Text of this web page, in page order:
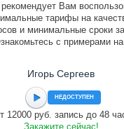
Вам
тарифы на
и минимальные сроки
с примерами
Игорь Сергеев
НЕДОСТУПЕН
12000 руб. запись до 48
Закажите сейчас!